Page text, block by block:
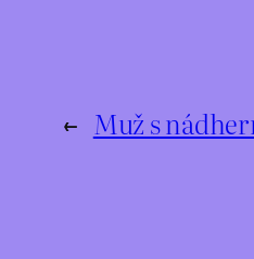
← Muž s